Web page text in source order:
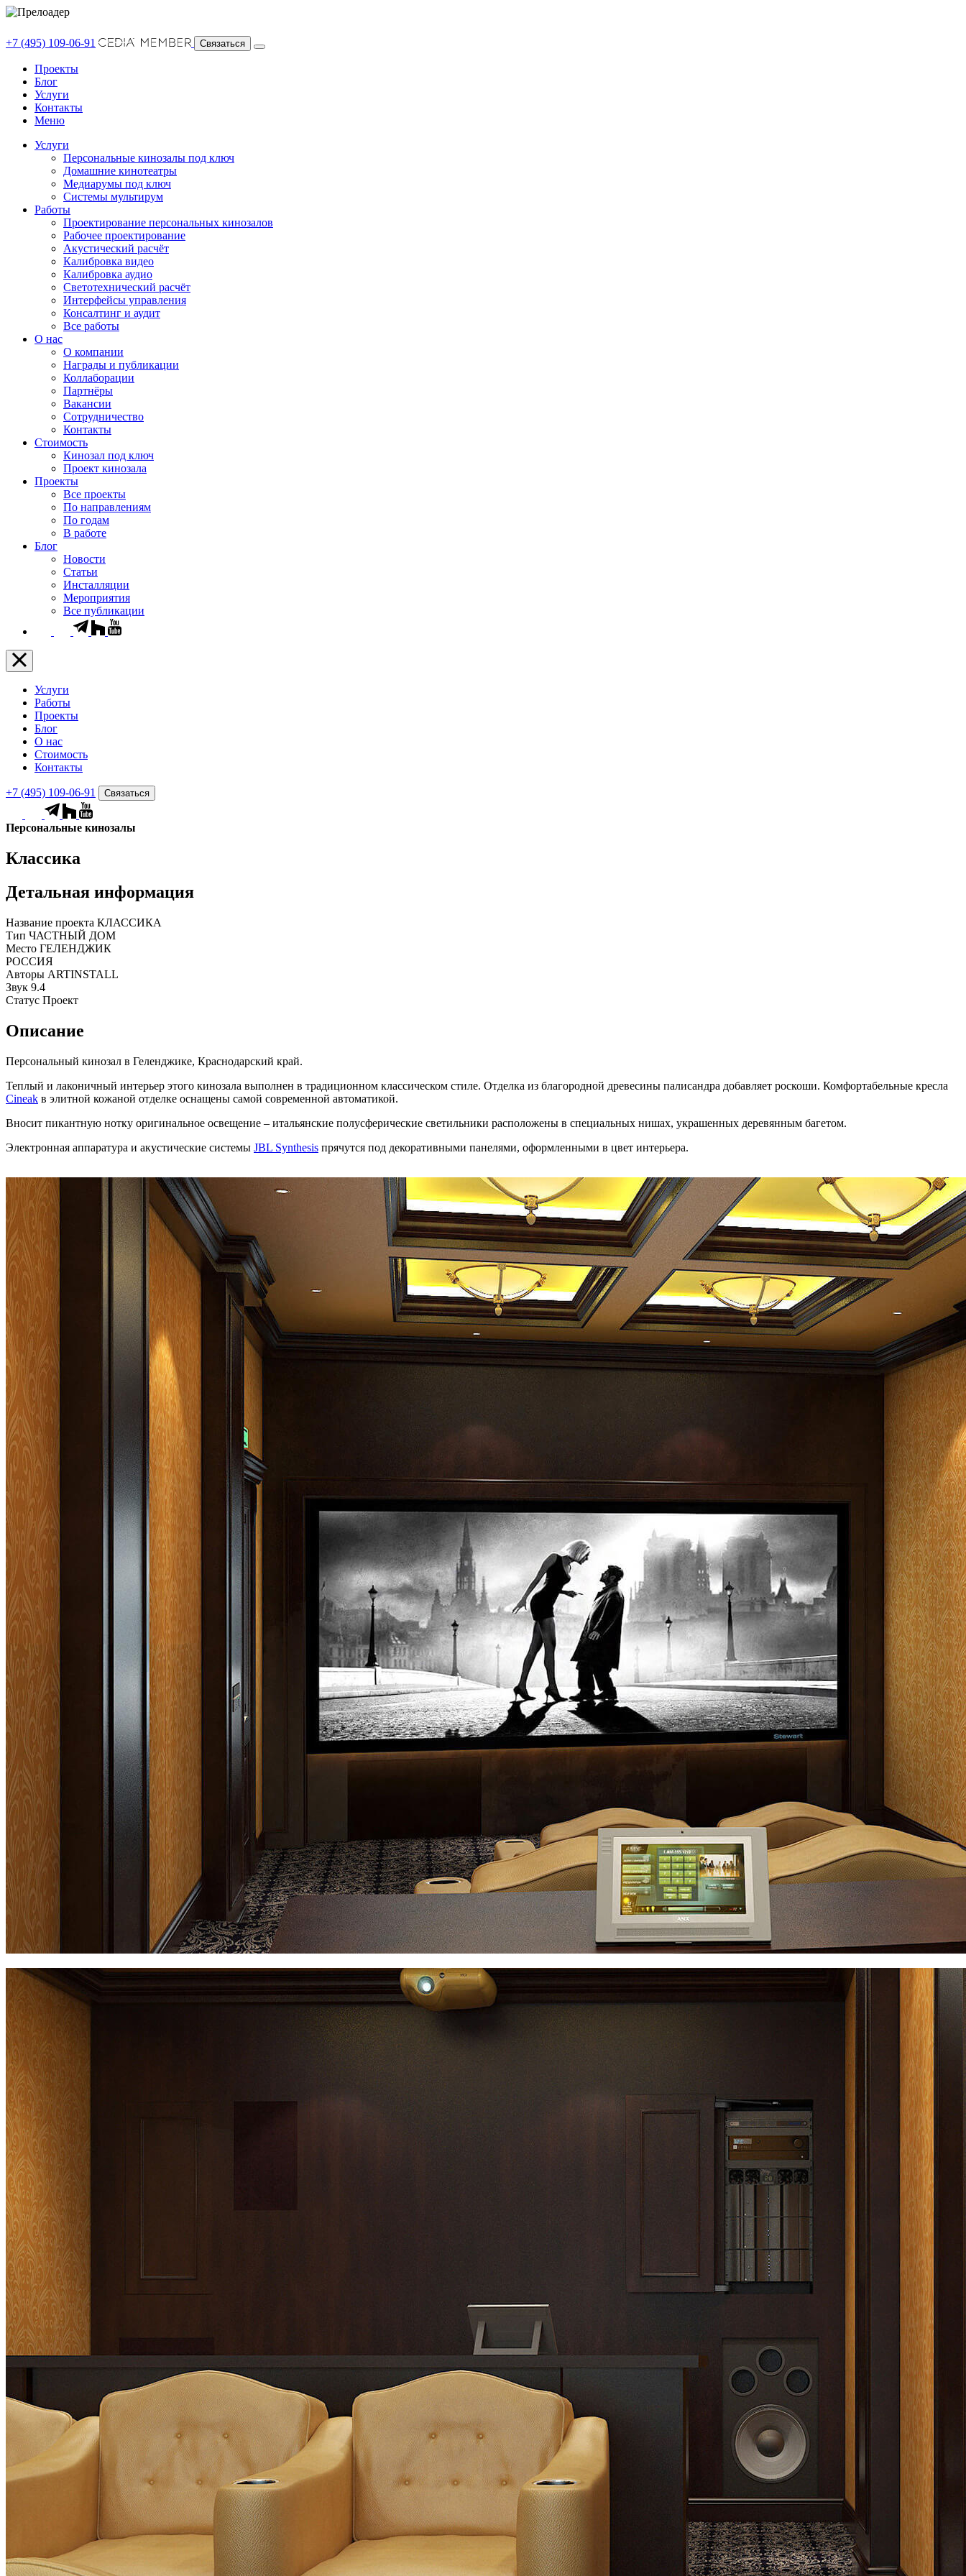
+7 (495) 109-06-91 Связаться
Проекты
Блог
Услуги
Контакты
Меню
Услуги
Персональные кинозалы под ключ
Домашние кинотеатры
Медиарумы под ключ
Системы мультирум
Работы
Проектирование персональных кинозалов
Рабочее проектирование
Акустический расчёт
Калибровка видео
Калибровка аудио
Светотехнический расчёт
Интерфейсы управления
Консалтинг и аудит
Все работы
О нас
О компании
Награды и публикации
Коллаборации
Партнёры
Вакансии
Сотрудничество
Контакты
Стоимость
Кинозал под ключ
Проект кинозала
Проекты
Все проекты
По направлениям
По годам
В работе
Блог
Новости
Статьи
Инсталляции
Мероприятия
Все публикации
Услуги
Работы
Проекты
Блог
О нас
Стоимость
Контакты
+7 (495) 109-06-91 Связаться
Персональные кинозалы
Классика
Детальная информация
Название проекта КЛАССИКА
Тип ЧАСТНЫЙ ДОМ
Место ГЕЛЕНДЖИК
РОССИЯ
Авторы ARTINSTALL
Звук 9.4
Статус Проект
Описание
Персональный кинозал в Геленджике, Краснодарский край.
Теплый и лаконичный интерьер этого кинозала выполнен в традиционном классическом стиле. Отделка из благородной древесины палисандра добавляет роскоши. Комфортабельные кресла
Cineak в элитной кожаной отделке оснащены самой современной автоматикой.
Вносит пикантную нотку оригинальное освещение – итальянские полусферические светильники расположены в специальных нишах, украшенных деревянным багетом.
Электронная аппаратура и акустические системы JBL Synthesis прячутся под декоративными панелями, оформленными в цвет интерьера.